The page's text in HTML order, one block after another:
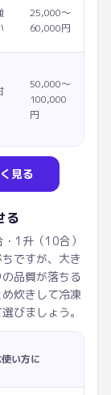
25,000〜
60,000円
50,000〜
100,000
円
見る
る
1升（10合）
ですが、大き
品質が落ちる
炊きして冷凍
びましょう。
い方に